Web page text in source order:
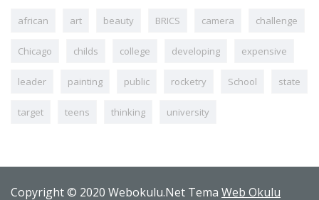
african art beauty BRICS camera challenge
Chicago childs college developing expensive
leader painting public rocketry School state
target teens thinking university
Copyright © 2020 Webokulu.Net Tema Web Okulu